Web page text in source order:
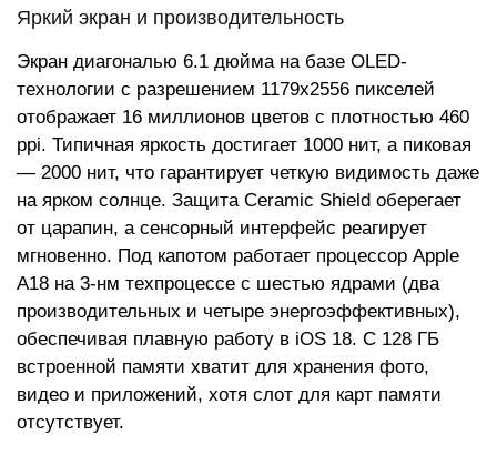
Яркий экран и производительность
Экран диагональю 6.1 дюйма на базе OLED-
технологии с разрешением 1179x2556 пикселей
отображает 16 миллионов цветов с плотностью 460
ppi. Типичная яркость достигает 1000 нит, а пиковая
— 2000 нит, что гарантирует четкую видимость даже
на ярком солнце. Защита Ceramic Shield оберегает
от царапин, а сенсорный интерфейс реагирует
мгновенно. Под капотом работает процессор Apple
A18 на 3-нм техпроцессе с шестью ядрами (два
производительных и четыре энергоэффективных),
обеспечивая плавную работу в iOS 18. С 128 ГБ
встроенной памяти хватит для хранения фото,
видео и приложений, хотя слот для карт памяти
отсутствует.